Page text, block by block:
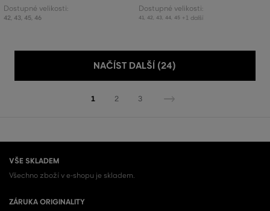
Dostupné velikosti:
42, 43, 45, 46
Dostupné velikosti:
41, 42 43 44 45 +1 další
NAČÍST DALŠÍ (24)
1 2 3
VŠE SKLADEM
Všechno zboží v e-shopu je skladem.
ZÁRUKA ORIGINALITY